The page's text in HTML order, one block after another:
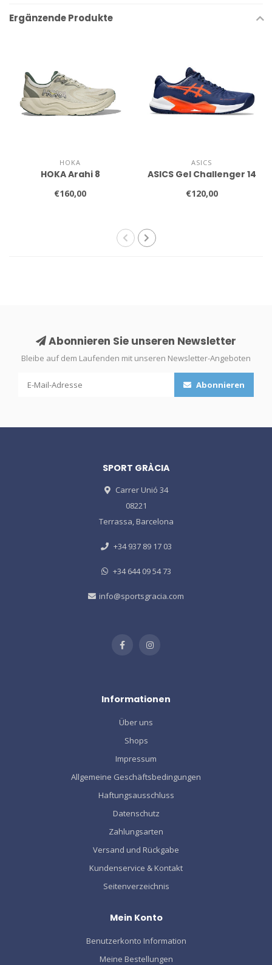
Ergänzende Produkte
HOKA
HOKA Arahi 8
€160,00
ASICS
ASICS Gel Challenger 14
€120,00
Abonnieren Sie unseren Newsletter
Bleibe auf dem Laufenden mit unseren Newsletter-Angeboten
Abonnieren
SPORT GRÀCIA
Carrer Unió 34
08221
Terrassa, Barcelona
+34 937 89 17 03
+34 644 09 54 73
info@sportsgracia.com
Informationen
Über uns
Shops
Impressum
Allgemeine Geschäftsbedingungen
Haftungsausschluss
Datenschutz
Zahlungsarten
Versand und Rückgabe
Kundenservice & Kontakt
Seitenverzeichnis
Mein Konto
Benutzerkonto Information
Meine Bestellungen